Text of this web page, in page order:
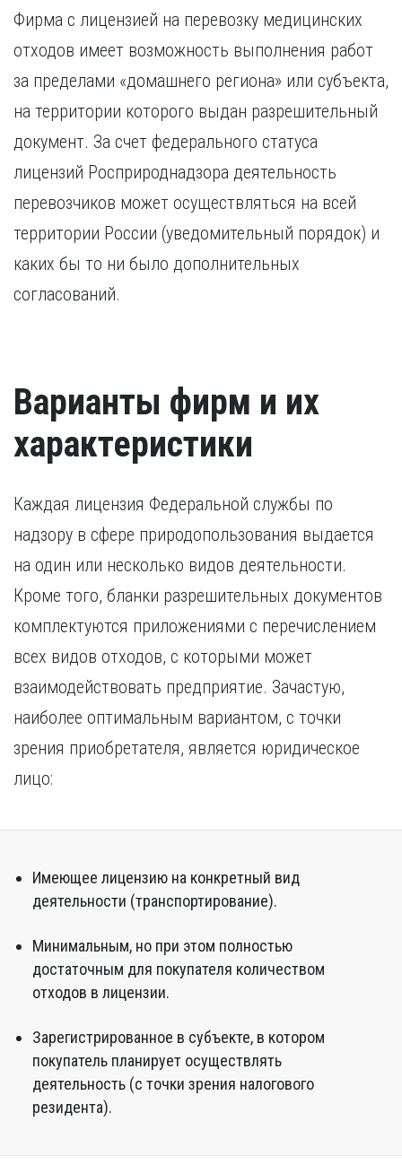
Фирма с лицензией на перевозку медицинских
отходов имеет возможность выполнения работ
за пределами «домашнего региона» или субъекта,
на территории которого выдан разрешительный
документ. За счет федерального статуса
лицензий Росприроднадзора деятельность
перевозчиков может осуществляться на всей
территории России (уведомительный порядок) и
каких бы то ни было дополнительных
согласований.
Варианты фирм и их
характеристики
Каждая лицензия Федеральной службы по
надзору в сфере природопользования выдается
на один или несколько видов деятельности.
Кроме того, бланки разрешительных документов
комплектуются приложениями с перечислением
всех видов отходов, с которыми может
взаимодействовать предприятие. Зачастую,
наиболее оптимальным вариантом, с точки
зрения приобретателя, является юридическое
лицо:
Имеющее лицензию на конкретный вид
деятельности (транспортирование).
Минимальным, но при этом полностью
достаточным для покупателя количеством
отходов в лицензии.
Зарегистрированное в субъекте, в котором
покупатель планирует осуществлять
деятельность (с точки зрения налогового
резидента).